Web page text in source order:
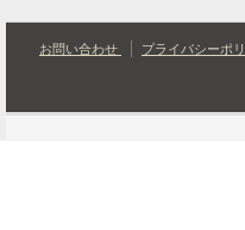
お問い合わせ プライバシーポ